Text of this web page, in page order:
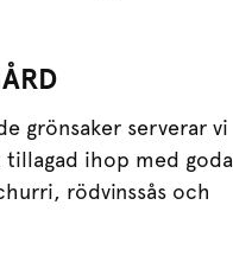
grönsaker serverar vi
tillagad ihop med goda
rödvinssås och